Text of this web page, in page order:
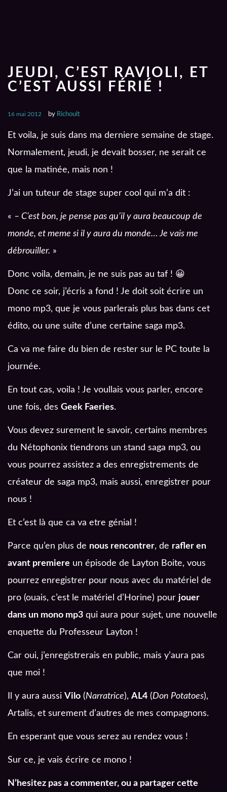
JEUDI, C’EST RAVIOLI, ET
C’EST AUSSI FÉRIÉ !
16 mai 2012 by Richoult
Et voila, je suis dans ma derniere semaine de stage.
Normalement, jeudi, je devait bosser, ne serait ce
que la matinée, mais non !
J’ai un tuteur de stage super cool qui m’a dit :
« – C’est bon, je pense pas qu’il y aura beaucoup de
monde, et meme si il y aura du monde… Je vais me
débrouiller. »
Donc voila, demain, je ne suis pas au taf ! 😀
Donc ce soir, j’écris a fond ! Je doit soit écrire un
mono mp3, que je vous parlerais plus bas dans cet
édito, ou une suite d’une certaine saga mp3.
Ca va me faire du bien de rester sur le PC toute la
journée.
En tout cas, voila ! Je voullais vous parler, encore
une fois, des Geek Faeries.
Vous devez surement le savoir, certains membres
du Nétophonix tiendrons un stand saga mp3, ou
vous pourrez assistez a des enregistrements de
créateur de saga mp3, mais aussi, enregistrer pour
nous !
Et c’est là que ca va etre génial !
Parce qu’en plus de nous rencontrer, de rafler en
avant premiere un épisode de Layton Boite, vous
pourrez enregistrer pour nous avec du matériel de
pro (ouais, c’est le matériel d’Horine) pour jouer
dans un mono mp3 qui aura pour sujet, une nouvelle
enquette du Professeur Layton !
Car oui, j’enregistrerais en public, mais y’aura pas
que moi !
Il y aura aussi Vilo (Narratrice), AL4 (Don Potatoes),
Artalis, et surement d’autres de mes compagnons.
En esperant que vous serez au rendez vous !
Sur ce, je vais écrire ce mono !
N’hesitez pas a commenter, ou a partager cette